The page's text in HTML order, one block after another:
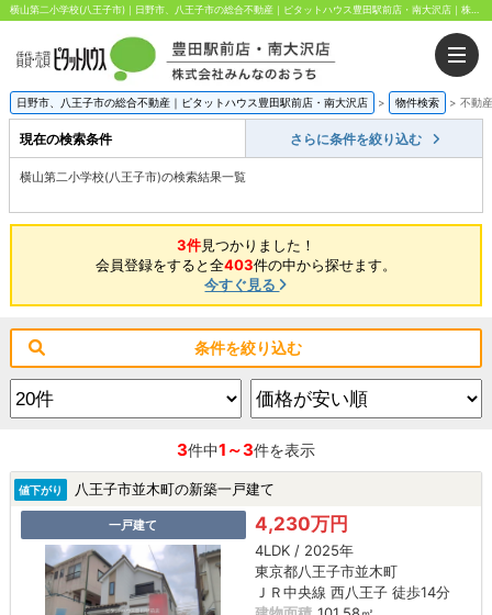
横山第二小学校(八王子市)｜日野市、八王子市の総合不動産｜ピタットハウス豊田駅前店・南大沢店｜株式会社みんなのおうち
日野市、八王子市の総合不動産｜ピタットハウス豊田駅前店・南大沢店 > 物件検索 > 不動
現在の検索条件 さらに条件を絞り込む
横山第二小学校(八王子市)の検索結果一覧
3件見つかりました！
会員登録をすると全403件の中から探せます。
今すぐ見る
条件を絞り込む
3件中1～3件を表示
値下がり 八王子市並木町の新築一戸建て
一戸建て 4,230万円
4LDK / 2025年
東京都八王子市並木町
ＪＲ中央線 西八王子 徒歩14分